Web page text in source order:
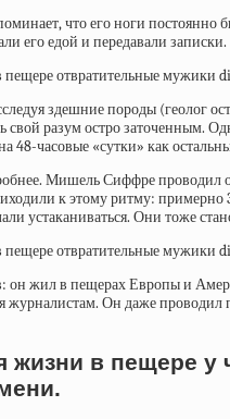
что его ноги постоянно
его едой и передавали записки.
здешние породы (геолог
свой разум остро заточенным.
48-часовые «сутки» как
Мишель Сиффре проводил
к этому ритму:
устаканиваться. Они тоже
жил в пещерах Европы и
журналистам. Он даже
жизни в пещере у